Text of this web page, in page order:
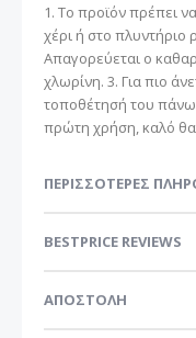
1. Το προϊόν πρέπει
χέρι ή στο πλυντήριο
Απαγορεύεται ο
χλωρίνη. 3. Για πιο
τοποθέτησή του
πρώτη χρήση, καλό θα
ΠΕΡΙΣΣΌΤΕΡΕΣ
BESTPRICE REVIEWS
ΑΠΟΣΤΟΛΗ